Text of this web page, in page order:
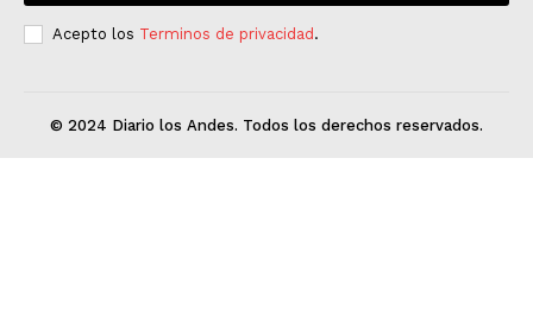
Acepto los Terminos de privacidad .
© 2024 Diario los Andes. Todos los derechos reservados.